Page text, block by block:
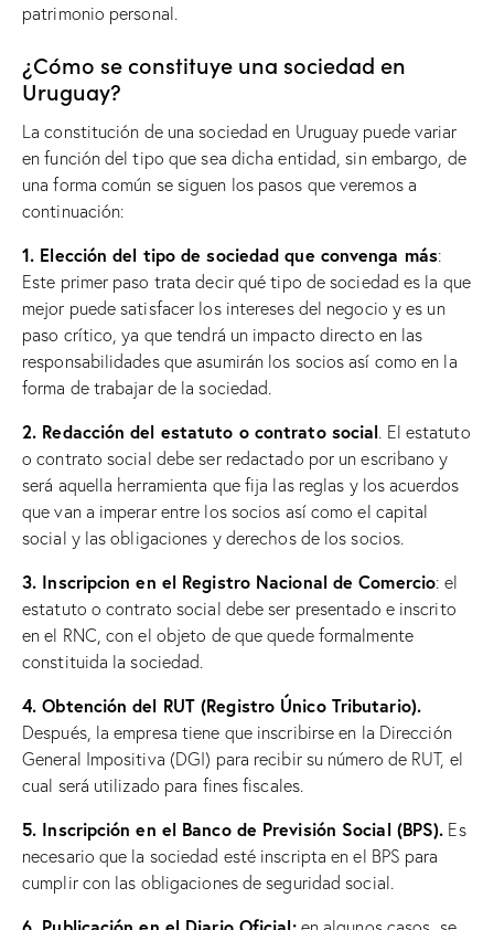
patrimonio personal.
¿Cómo se constituye una sociedad en
Uruguay?
La constitución de una sociedad en Uruguay puede variar
en función del tipo que sea dicha entidad, sin embargo, de
una forma común se siguen los pasos que veremos a
continuación:
1. Elección del tipo de sociedad que convenga más:
Este primer paso trata decir qué tipo de sociedad es la que
mejor puede satisfacer los intereses del negocio y es un
paso crítico, ya que tendrá un impacto directo en las
responsabilidades que asumirán los socios así como en la
forma de trabajar de la sociedad.
2. Redacción del estatuto o contrato social. El estatuto
o contrato social debe ser redactado por un escribano y
será aquella herramienta que fija las reglas y los acuerdos
que van a imperar entre los socios así como el capital
social y las obligaciones y derechos de los socios.
3. Inscripcion en el Registro Nacional de Comercio: el
estatuto o contrato social debe ser presentado e inscrito
en el RNC, con el objeto de que quede formalmente
constituida la sociedad.
4. Obtención del RUT (Registro Único Tributario).
Después, la empresa tiene que inscribirse en la Dirección
General Impositiva (DGI) para recibir su número de RUT, el
cual será utilizado para fines fiscales.
5. Inscripción en el Banco de Previsión Social (BPS). Es
necesario que la sociedad esté inscripta en el BPS para
cumplir con las obligaciones de seguridad social.